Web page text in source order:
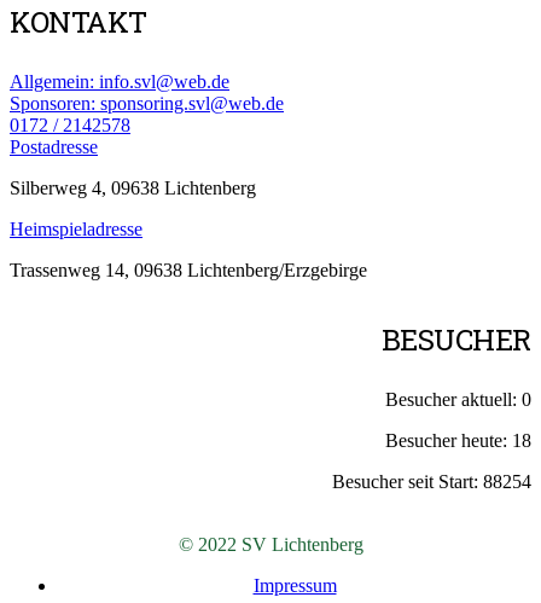
KONTAKT
Allgemein: info.svl@web.de
Sponsoren: sponsoring.svl@web.de
0172 / 2142578
Postadresse
Silberweg 4, 09638 Lichtenberg
Heimspieladresse
Trassenweg 14, 09638 Lichtenberg/Erzgebirge
BESUCHER
Besucher aktuell: 0
Besucher heute: 18
Besucher seit Start: 88254
© 2022 SV Lichtenberg
Impressum